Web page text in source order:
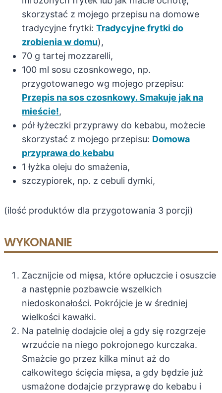
skorzystać z mojego przepisu na domowe
tradycyjne frytki: Tradycyjne frytki do
zrobienia w domu),
70 g tartej mozzarelli,
100 ml sosu czosnkowego, np.
przygotowanego wg mojego przepisu:
Przepis na sos czosnkowy. Smakuje jak na
mieście!,
pół łyżeczki przyprawy do kebabu, możecie
skorzystać z mojego przepisu: Domowa
przyprawa do kebabu
1 łyżka oleju do smażenia,
szczypiorek, np. z cebuli dymki,
(ilość produktów dla przygotowania 3 porcji)
WYKONANIE
Zacznijcie od mięsa, które opłuczcie i osuszcie
a następnie pozbawcie wszelkich
niedoskonałości. Pokrójcie je w średniej
wielkości kawałki.
Na patelnię dodajcie olej a gdy się rozgrzeje
wrzućcie na niego pokrojonego kurczaka.
Smażcie go przez kilka minut aż do
całkowitego ścięcia mięsa, a gdy będzie już
usmażone dodajcie przyprawę do kebabu i